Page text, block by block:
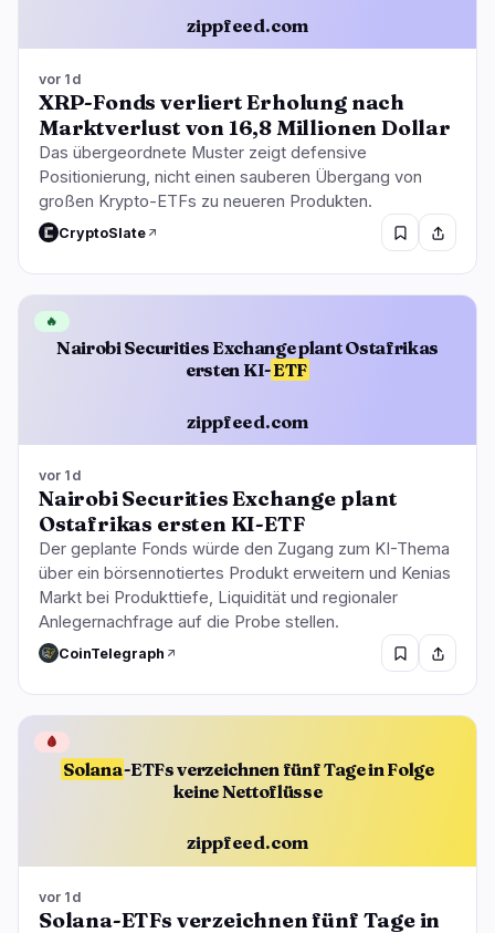
zippfeed.com
vor 1d
XRP-Fonds verliert Erholung nach
Marktverlust von 16,8 Millionen Dollar
Das übergeordnete Muster zeigt defensive
Positionierung, nicht einen sauberen Übergang von
großen Krypto-ETFs zu neueren Produkten.
CryptoSlate
Nairobi Securities Exchange plant Ostafrikas
ersten KI-ETF
zippfeed.com
🔥
vor 1d
Nairobi Securities Exchange plant
Ostafrikas ersten KI-ETF
Der geplante Fonds würde den Zugang zum KI-Thema
über ein börsennotiertes Produkt erweitern und Kenias
Markt bei Produkttiefe, Liquidität und regionaler
Anlegernachfrage auf die Probe stellen.
CoinTelegraph
Solana-ETFs verzeichnen fünf Tage in Folge
keine Nettoflüsse
zippfeed.com
🩸
vor 1d
Solana-ETFs verzeichnen fünf Tage in